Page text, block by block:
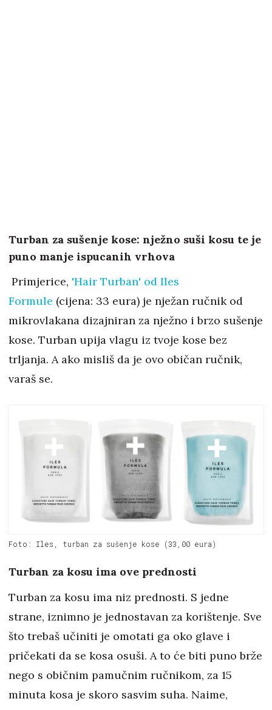
Turban za sušenje kose: nježno suši kosu te je
puno manje ispucanih vrhova
Primjerice, 'Hair Turban' od Iles
Formule (cijena: 33 eura) je nježan ručnik od
mikrovlakana dizajniran za nježno i brzo sušenje
kose. Turban upija vlagu iz tvoje kose bez
trljanja. A ako misliš da je ovo običan ručnik,
varaš se.
Foto: Iles, turban za sušenje kose (33,00 eura)
Turban za kosu ima ove prednosti
Turban za kosu ima niz prednosti. S jedne
strane, iznimno je jednostavan za korištenje. Sve
što trebaš učiniti je omotati ga oko glave i
pričekati da se kosa osuši. A to će biti puno brže
nego s običnim pamučnim ručnikom, za 15
minuta kosa je skoro sasvim suha. Naime,